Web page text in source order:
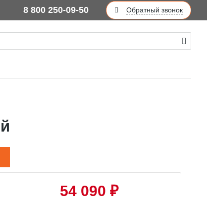
8 800 250-09-50 Обратный звонок
54 090 ₽